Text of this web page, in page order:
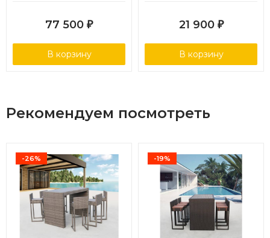
77 500 ₽
В корзину
21 900 ₽
В корзину
Рекомендуем посмотреть
-26% -19%